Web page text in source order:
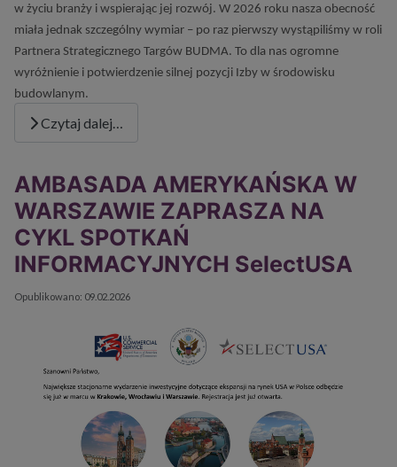
w życiu branży i wspierając jej rozwój. W 2026 roku nasza obecność
miała jednak szczególny wymiar – po raz pierwszy wystąpiliśmy w roli
Partnera Strategicznego Targów BUDMA. To dla nas ogromne
wyróżnienie i potwierdzenie silnej pozycji Izby w środowisku
budowlanym.
Czytaj dalej…
AMBASADA AMERYKAŃSKA W
WARSZAWIE ZAPRASZA NA
CYKL SPOTKAŃ
INFORMACYJNYCH SelectUSA
Szczegóły
Opublikowano: 09.02.2026